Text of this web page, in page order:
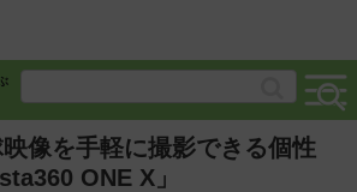
像を手軽に撮影できる個性
ONE X」